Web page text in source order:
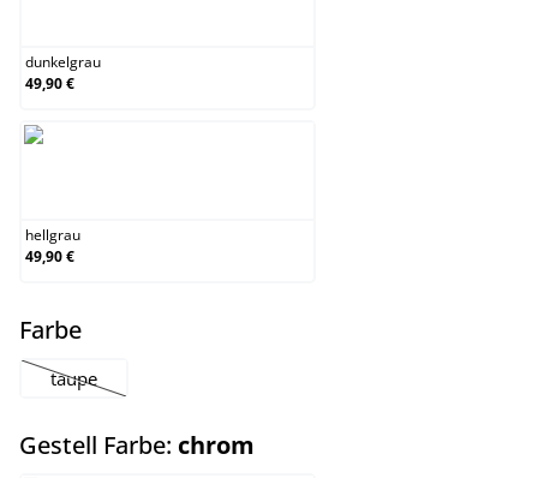
dunkelgrau
49,90 €
hellgrau
49,90 €
Farbeauswählen
taupe
(Diese Option ist zurzeit nicht verfügbar.)
Gestell Farbe: chrom